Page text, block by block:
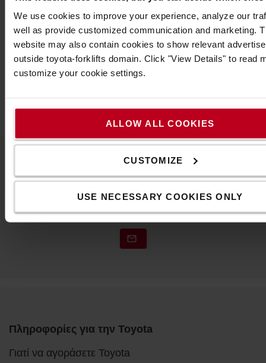
We use cookies to improve your experience, analyze our
well as provide customized communication and marketing.
website may also contain cookies to show relevant
outside toyota-forklifts domain. Click "View Details" to read
customize your cookie settings.
ALLOW ALL COOKIES
CUSTOMIZE
USE NECESSARY COOKIES ONLY
εισόδους και διαδρόμους, καθώς και για εξωτερικούς
χώρους.
Προδιαγραφές
Χρώμα:Grey
Επικοινωνήστε μαζί μας
Πληροφορίες για την Toyota
Γιατί να αγοράσετε Toyota